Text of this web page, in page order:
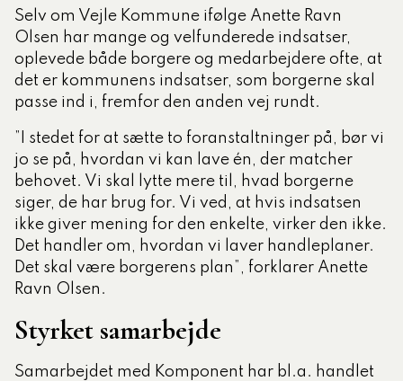
Selv om Vejle Kommune ifølge Anette Ravn
Olsen har mange og velfunderede indsatser,
oplevede både borgere og medarbejdere ofte, at
det er kommunens indsatser, som borgerne skal
passe ind i, fremfor den anden vej rundt.
”I stedet for at sætte to foranstaltninger på, bør vi
jo se på, hvordan vi kan lave én, der matcher
behovet. Vi skal lytte mere til, hvad borgerne
siger, de har brug for. Vi ved, at hvis indsatsen
ikke giver mening for den enkelte, virker den ikke.
Det handler om, hvordan vi laver handleplaner.
Det skal være borgerens plan”, forklarer Anette
Ravn Olsen.
Styrket samarbejde
Samarbejdet med Komponent har bl.a. handlet